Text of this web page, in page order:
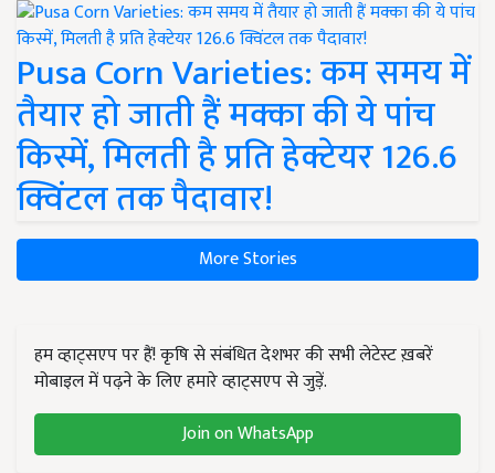
Pusa Corn Varieties: कम समय में
तैयार हो जाती हैं मक्का की ये पांच
किस्में, मिलती है प्रति हेक्टेयर 126.6
क्विंटल तक पैदावार!
More Stories
हम व्हाट्सएप पर हैं! कृषि से संबंधित देशभर की सभी लेटेस्ट ख़बरें
मोबाइल में पढ़ने के लिए हमारे व्हाट्सएप से जुड़ें.
Join on WhatsApp